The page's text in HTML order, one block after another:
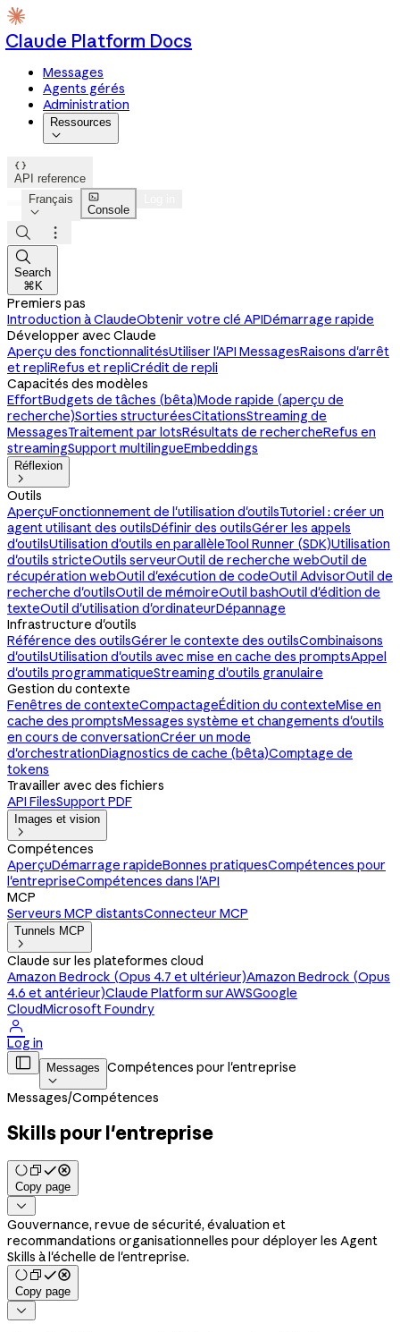
Claude Platform Docs
Messages
Agents gérés
Administration
Ressources


API reference
Français


Console



Search
⌘K
Premiers pas
Introduction à ClaudeObtenir votre clé APIDémarrage rapide
Développer avec Claude
Aperçu des fonctionnalitésUtiliser l'API MessagesRaisons d'arrêt
et repliRefus et repliCrédit de repli
Capacités des modèles
EffortBudgets de tâches (bêta)Mode rapide (aperçu de
recherche)Sorties structuréesCitationsStreaming de
MessagesTraitement par lotsRésultats de rechercheRefus en
streamingSupport multilingueEmbeddings
Réflexion

Outils
AperçuFonctionnement de l'utilisation d'outilsTutoriel : créer un
agent utilisant des outilsDéfinir des outilsGérer les appels
d'outilsUtilisation d'outils en parallèleTool Runner (SDK)Utilisation
d'outils stricteOutils serveurOutil de recherche webOutil de
récupération webOutil d'exécution de codeOutil AdvisorOutil de
recherche d'outilsOutil de mémoireOutil bashOutil d'édition de
texteOutil d'utilisation d'ordinateurDépannage
Infrastructure d'outils
Référence des outilsGérer le contexte des outilsCombinaisons
d'outilsUtilisation d'outils avec mise en cache des promptsAppel
d'outils programmatiqueStreaming d'outils granulaire
Gestion du contexte
Fenêtres de contexteCompactageÉdition du contexteMise en
cache des promptsMessages système et changements d'outils
en cours de conversationCréer un mode
d'orchestrationDiagnostics de cache (bêta)Comptage de
tokens
Travailler avec des fichiers
API FilesSupport PDF
Images et vision

Compétences
AperçuDémarrage rapideBonnes pratiquesCompétences pour
l'entrepriseCompétences dans l'API
MCP
Serveurs MCP distantsConnecteur MCP
Tunnels MCP

Claude sur les plateformes cloud
Amazon Bedrock (Opus 4.7 et ultérieur)Amazon Bedrock (Opus
4.6 et antérieur)Claude Platform sur AWSGoogle
CloudMicrosoft Foundry

Log in
 Messages

Compétences pour l'entreprise
Messages/Compétences
Skills pour l'entreprise
Copy page

Gouvernance, revue de sécurité, évaluation et
recommandations organisationnelles pour déployer les Agent
Skills à l'échelle de l'entreprise.
Copy page
